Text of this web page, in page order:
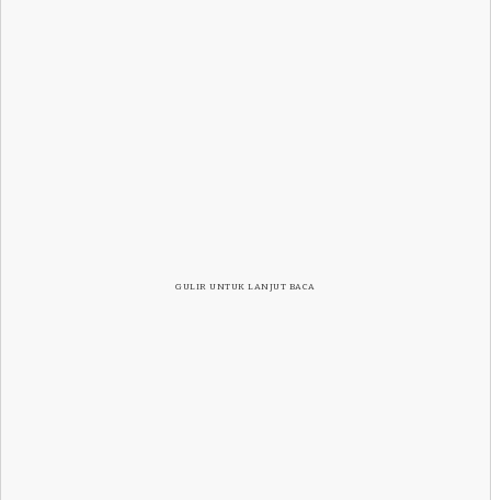
GULIR UNTUK LANJUT BACA